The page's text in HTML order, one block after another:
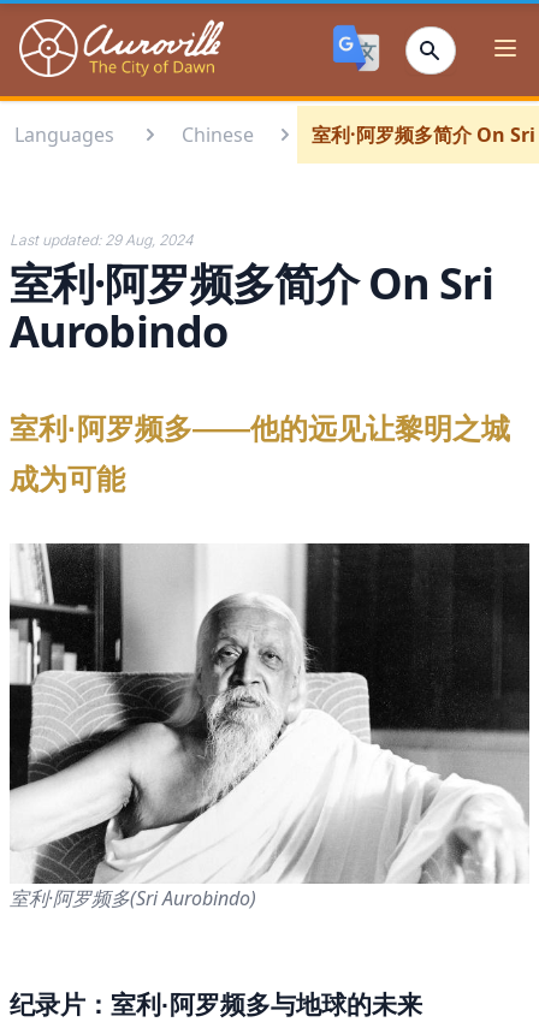
Auroville
Languages Chinese 室利·阿罗频多简介 On
Last updated: 29 Aug, 2024
室利·阿罗频多简介 On Sri
Aurobindo
室利·阿罗频多——他的远见让黎明之城
成为可能
室利·阿罗频多(Sri Aurobindo)
纪录片：室利·阿罗频多与地球的未来